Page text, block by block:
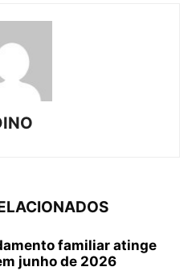
familiar atinge
junho de 2026